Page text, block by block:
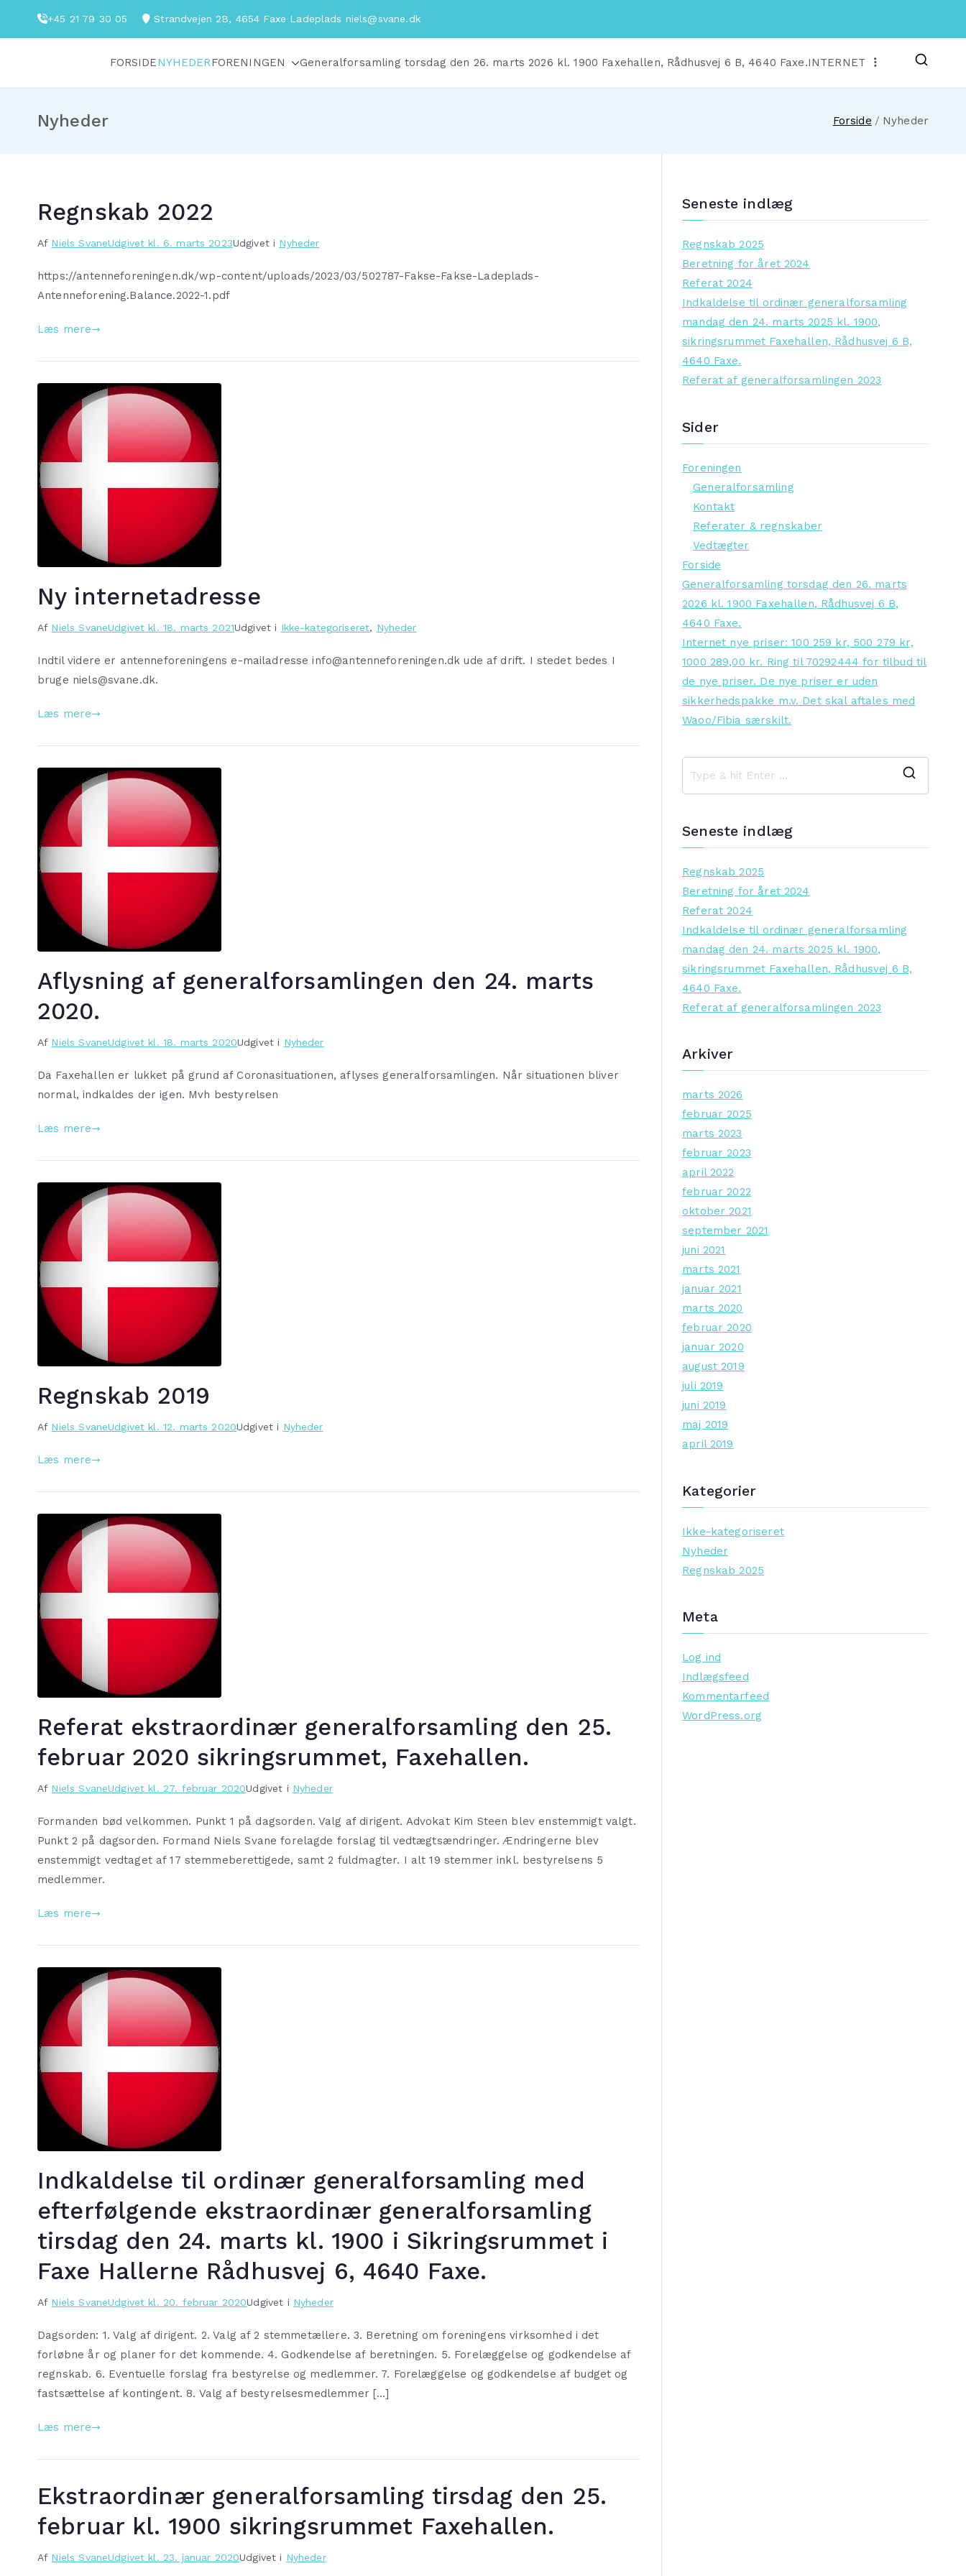
+45 21 79 30 05 Strandvejen 2B, 4654 Faxe Ladeplads niels@svane.dk
FORSIDENYHEDERFORENINGEN Generalforsamling torsdag den 26. marts 2026 kl. 1900 Faxehallen, Rådhusvej 6 B, 4640 Faxe.INTERNET
Nyheder Forside Nyheder
Regnskab 2022
Af Niels SvaneUdgivet kl. 6. marts 2023Udgivet i Nyheder
https://antenneforeningen.dk/wp-content/uploads/2023/03/502787-Fakse-Fakse-Ladeplads-
Antenneforening.Balance.2022-1.pdf
Læs mere
Ny internetadresse
Af Niels SvaneUdgivet kl. 18. marts 2021Udgivet i Ikke-kategoriseret, Nyheder
Indtil videre er antenneforeningens e-mailadresse info@antenneforeningen.dk ude af drift. I stedet bedes I
bruge niels@svane.dk.
Læs mere
Aflysning af generalforsamlingen den 24. marts
2020.
Af Niels SvaneUdgivet kl. 18. marts 2020Udgivet i Nyheder
Da Faxehallen er lukket på grund af Coronasituationen, aflyses generalforsamlingen. Når situationen bliver
normal, indkaldes der igen. Mvh bestyrelsen
Læs mere
Regnskab 2019
Af Niels SvaneUdgivet kl. 12. marts 2020Udgivet i Nyheder
Læs mere
Referat ekstraordinær generalforsamling den 25.
februar 2020 sikringsrummet, Faxehallen.
Af Niels SvaneUdgivet kl. 27. februar 2020Udgivet i Nyheder
Formanden bød velkommen. Punkt 1 på dagsorden. Valg af dirigent. Advokat Kim Steen blev enstemmigt valgt.
Punkt 2 på dagsorden. Formand Niels Svane forelagde forslag til vedtægtsændringer. Ændringerne blev
enstemmigt vedtaget af 17 stemmeberettigede, samt 2 fuldmagter. I alt 19 stemmer inkl. bestyrelsens 5
medlemmer.
Læs mere
Indkaldelse til ordinær generalforsamling med
efterfølgende ekstraordinær generalforsamling
tirsdag den 24. marts kl. 1900 i Sikringsrummet i
Faxe Hallerne Rådhusvej 6, 4640 Faxe.
Af Niels SvaneUdgivet kl. 20. februar 2020Udgivet i Nyheder
Dagsorden: 1. Valg af dirigent. 2. Valg af 2 stemmetællere. 3. Beretning om foreningens virksomhed i det
forløbne år og planer for det kommende. 4. Godkendelse af beretningen. 5. Forelæggelse og godkendelse af
regnskab. 6. Eventuelle forslag fra bestyrelse og medlemmer. 7. Forelæggelse og godkendelse af budget og
fastsættelse af kontingent. 8. Valg af bestyrelsesmedlemmer […]
Læs mere
Ekstraordinær generalforsamling tirsdag den 25.
februar kl. 1900 sikringsrummet Faxehallen.
Af Niels SvaneUdgivet kl. 23. januar 2020Udgivet i Nyheder
Seneste indlæg
Regnskab 2025
Beretning for året 2024
Referat 2024
Indkaldelse til ordinær generalforsamling
mandag den 24. marts 2025 kl. 1900,
sikringsrummet Faxehallen, Rådhusvej 6 B,
4640 Faxe.
Referat af generalforsamlingen 2023
Sider
Foreningen
Generalforsamling
Kontakt
Referater & regnskaber
Vedtægter
Forside
Generalforsamling torsdag den 26. marts
2026 kl. 1900 Faxehallen, Rådhusvej 6 B,
4640 Faxe.
Internet nye priser: 100 259 kr, 500 279 kr,
1000 289,00 kr. Ring til 70292444 for tilbud til
de nye priser. De nye priser er uden
sikkerhedspakke m.v. Det skal aftales med
Waoo/Fibia særskilt.
Seneste indlæg
Regnskab 2025
Beretning for året 2024
Referat 2024
Indkaldelse til ordinær generalforsamling
mandag den 24. marts 2025 kl. 1900,
sikringsrummet Faxehallen, Rådhusvej 6 B,
4640 Faxe.
Referat af generalforsamlingen 2023
Arkiver
marts 2026
februar 2025
marts 2023
februar 2023
april 2022
februar 2022
oktober 2021
september 2021
juni 2021
marts 2021
januar 2021
marts 2020
februar 2020
januar 2020
august 2019
juli 2019
juni 2019
maj 2019
april 2019
Kategorier
Ikke-kategoriseret
Nyheder
Regnskab 2025
Meta
Log ind
Indlægsfeed
Kommentarfeed
WordPress.org